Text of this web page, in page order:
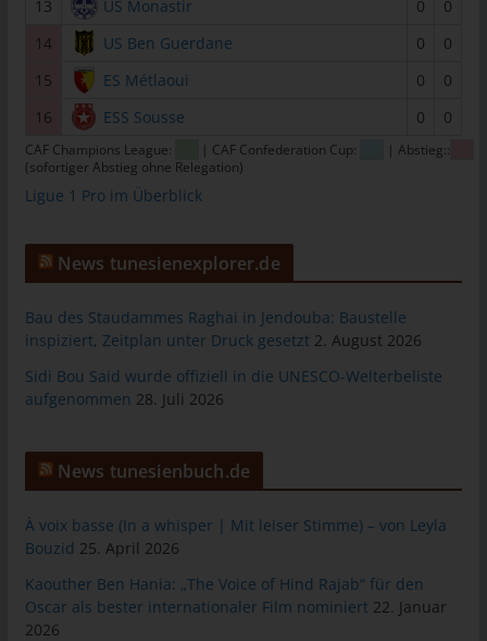
13
US Monastir 0
0
14
US Ben Guerdane 0
0
15
ES Métlaoui 0
0
16
ESS Sousse 0 0
CAF Champions League: | CAF Confederation Cup:
| Abstieg::
(sofortiger Abstieg ohne Relegation)
Ligue 1 Pro im Überblick
News tunesienexplorer.de
Bau des Staudammes Raghai in Jendouba: Baustelle
inspiziert, Zeitplan unter Druck gesetzt 2. August 2026
Sidi Bou Said wurde offiziell in die UNESCO-Welterbeliste
aufgenommen 28. Juli 2026
News tunesienbuch.de
À voix basse (In a whisper | Mit leiser Stimme) – von Leyla
Bouzid 25. April 2026
Kaouther Ben Hania: „The Voice of Hind Rajab“ für den
Oscar als bester internationaler Film nominiert 22. Januar
2026
tunesienfussball.de
Uwe Wassenberg
Rue 2 Mars
4022 Akouda - Tunesien
Telefon: +216 216 16 616
E-Mail:
Cookies
Die Internetseiten verwenden Cookies. Cookies sind
Textdateien, welche über einen Internetbrowser auf einem
Computersystem abgelegt und gespeichert werden.
Zahlreiche Internetseiten und Server verwenden Cookies. Viele
Cookies enthalten eine sogenannte Cookie-ID. Eine Cookie-ID
konkreten Internetbrowser zugeordnet werden können, in dem
das Cookie gespeichert wurde. Dies ermöglicht es den
besuchten Internetseiten und Servern, den individuellen
Browser der betroffenen Person von anderen Internetbrowsern,
die andere Cookies enthalten, zu unterscheiden. Ein bestimmter
Internetbrowser kann über die eindeutige Cookie-ID
wiedererkannt und identifiziert werden.